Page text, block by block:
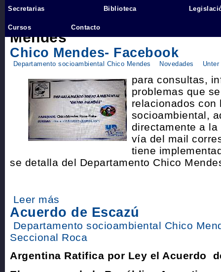
Inicio›
Departamento
Mendes
Chico Mendes- Facebook
Departamento socioambiental Chico Mendes Novedades
para consultas,
problemas que
relacionados con
socioambiental,
directamente a
vía del mail
tiene
se detalla del Departamento Chico
Leer más
Acuerdo de Escazú
Departamento socioambiental Chico
Seccional Roca
Argentina Ratifica por Ley el Acuerdo
Secretarias Biblioteca
Cursos Contacto